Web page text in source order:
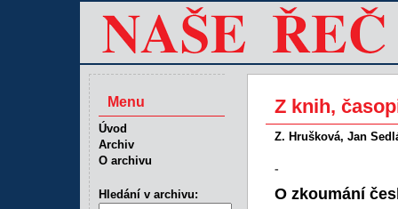
Z knih,
Z. Hrušková, Jan
-
O zkoumání
Menu
Úvod
Archiv
O archivu
Hledání v archivu: